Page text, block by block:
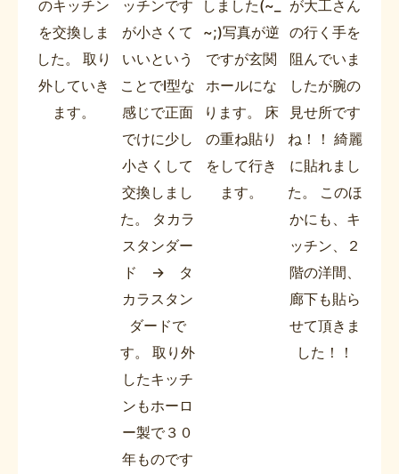
のキッチン
を交換しま
した。 取り
外していき
ます。
ッチンです
が小さくて
いいという
ことでI型な
感じで正面
でけに少し
小さくして
交換しまし
た。 タカラ
スタンダー
ド → タ
カラスタン
ダードで
す。 取り外
したキッチ
ンもホーロ
ー製で３０
年ものです
しました(~_
~;)写真が逆
ですが玄関
ホールにな
ります。 床
の重ね貼り
をして行き
ます。
が大工さん
の行く手を
阻んでいま
したが腕の
見せ所です
ね！！ 綺麗
に貼れまし
た。 このほ
かにも、キ
ッチン、２
階の洋間、
廊下も貼ら
せて頂きま
した！！